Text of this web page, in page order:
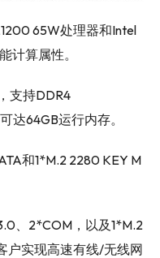
65W处理器和Intel
计算属性。
支持DDR4
达64GB运行内存。
和1*M.2 2280 KEY M
、2*COM，以及1*M.2
户实现高速有线/无线网